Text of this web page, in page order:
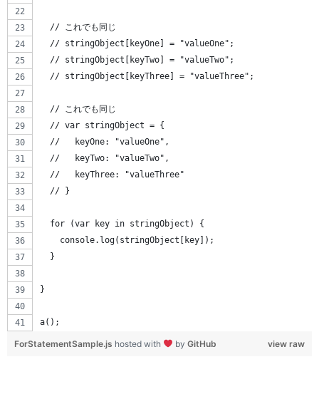
  // これでも同じ
  // stringObject[keyOne] = "valueOne";
  // stringObject[keyTwo] = "valueTwo";
  // stringObject[keyThree] = "valueThree";
  // これでも同じ
  // var stringObject = {
  //   keyOne: "valueOne",
  //   keyTwo: "valueTwo",
  //   keyThree: "valueThree"
  // }
  for (var key in stringObject) {
    console.log(stringObject[key]);
  }
}
a();
view raw
ForStatementSample.js hosted with by GitHub